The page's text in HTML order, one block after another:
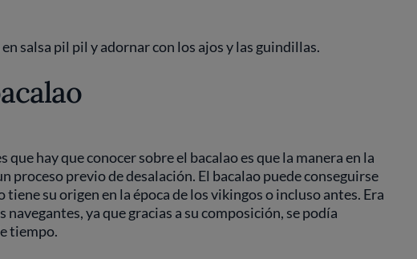
salsa pil pil y adornar con los ajos y las guindillas.
hay que conocer sobre el bacalao es que la manera en la
proceso previo de desalación. El bacalao puede conseguirse
su origen en la época de los vikingos o incluso antes. Era
ya que gracias a su composición, se podía
tiempo.